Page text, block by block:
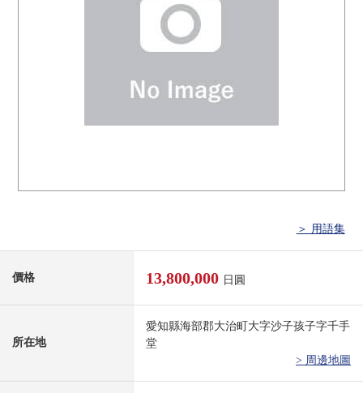
＞ 用語集
價格 13,800,000 日圓
所在地
愛知縣海部郡大治町大字沙子孩子字千手
堂
> 周邊地圖